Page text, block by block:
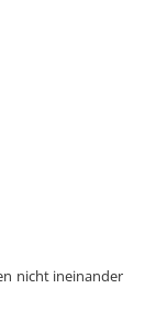
nicht ineinander